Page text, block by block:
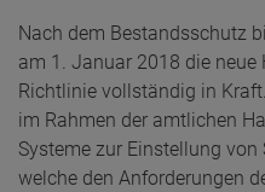
Nach dem Bestandsschutz
am 1. Januar 2018 die neue
Richtlinie vollständig in
im Rahmen der amtlichen
Systeme zur Einstellung
welche den Anforderungen